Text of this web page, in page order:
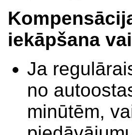
iekāpšana
Ja
no
minūtēm,